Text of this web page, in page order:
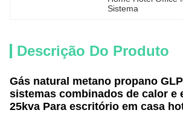
Sistema
Descrição Do Produto
Gás natural metano propano
sistemas combinados de calor e
25kva Para escritório em casa